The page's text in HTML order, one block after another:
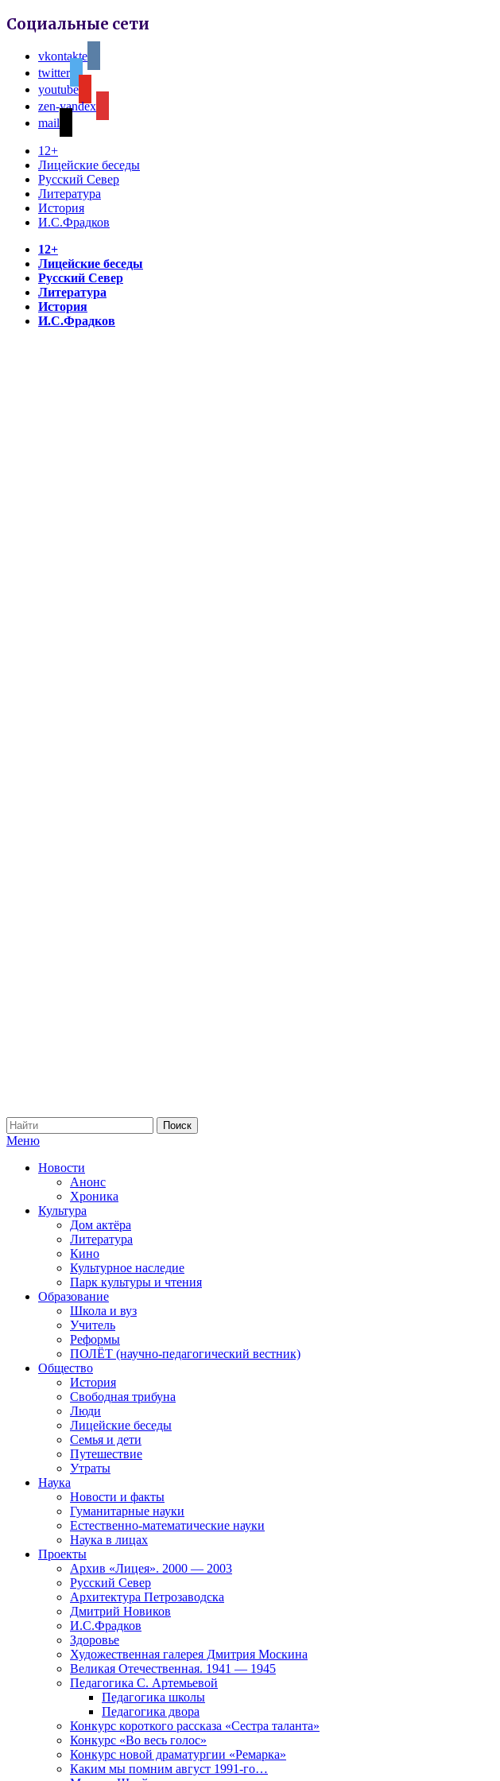
Социальные сети
vkontakte
twitter
youtube
zen-yandex
mail
12+
Лицейские беседы
Русский Север
Литература
История
И.С.Фрадков
12+
Лицейские беседы
Русский Север
Литература
История
И.С.Фрадков
Меню
Новости
Анонс
Хроника
Культура
Дом актёра
Литература
Кино
Культурное наследие
Парк культуры и чтения
Образование
Школа и вуз
Учитель
Реформы
ПОЛЁТ (научно-педагогический вестник)
Общество
История
Свободная трибуна
Люди
Лицейские беседы
Семья и дети
Путешествие
Утраты
Наука
Новости и факты
Гуманитарные науки
Естественно-математические науки
Наука в лицах
Проекты
Архив «Лицея». 2000 — 2003
Русский Север
Архитектура Петрозаводска
Дмитрий Новиков
И.С.Фрадков
Здоровье
Художественная галерея Дмитрия Москина
Великая Отечественная. 1941 — 1945
Педагогика С. Артемьевой
Педагогика школы
Педагогика двора
Конкурс короткого рассказа «Сестра таланта»
Конкурс «Во весь голос»
Конкурс новой драматургии «Ремарка»
Каким мы помним август 1991-го…